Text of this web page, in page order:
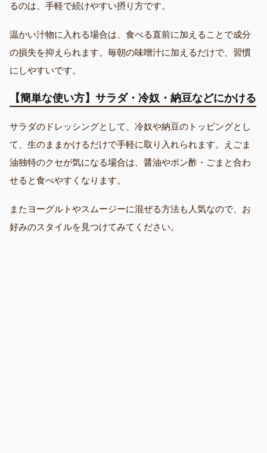
るのは、手軽で続けやすい摂り方です。
温かい汁物に入れる場合は、食べる直前に加えることで成分
の損失を抑えられます。毎朝の味噌汁に加えるだけで、習慣
にしやすいです。
【簡単な使い方】サラダ・冷奴・納豆などにかける
サラダのドレッシングとして、冷奴や納豆のトッピングとし
て、生のままかけるだけで手軽に取り入れられます。えごま
油独特のクセが気になる場合は、醤油やポン酢・ごまと合わ
せると食べやすくなります。
またヨーグルトやスムージーに混ぜる方法も人気なので、お
好みのスタイルを見つけてみてください。